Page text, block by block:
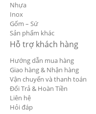
Nhựa
Inox
Gốm – Sứ
Sản phẩm khác
Hỗ trợ khách hàng
Hướng dẫn mua hàng
Giao hàng & Nhận hàng
Vận chuyển và thanh toán
Đổi Trả & Hoàn Tiền
Liên hệ
Hỏi đáp